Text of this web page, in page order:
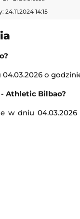
24.11.2024 14:15
o
Athletic Bilbao?
w dniu 04.03.2026